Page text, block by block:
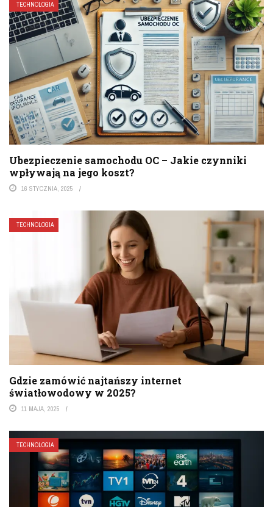
TECHNOLOGIA
Ubezpieczenie samochodu OC – Jakie czynniki
wpływają na jego koszt?
16 STYCZNIA, 2025
TECHNOLOGIA
Gdzie zamówić najtańszy internet
światłowodowy w 2025?
11 MAJA, 2025
TECHNOLOGIA